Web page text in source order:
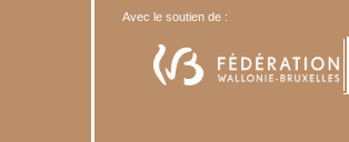
Avec le soutien de :